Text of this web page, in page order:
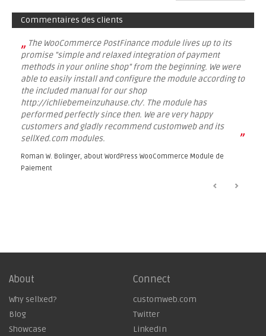
Commentaires des clients
„ The WooCommerce PostFinance module lives up to its
promise "simple and relaxed integration of payment
methods in your online shop" from the beginning. We were
able to easily install and configure the module according to
the included manual for our shop
http://ichliebemeinzuhause.ch/. The module has
performed perfectly since then. We are very happy
customers and gladly recommend customweb and its
sellXed.com modules.
”
Roman W. Bolinger, about WordPress WooCommerce Module de
Paiement
About
Why sellxed?
Blog
Showcase
Connect
customweb.com
Twitter
LinkedIn